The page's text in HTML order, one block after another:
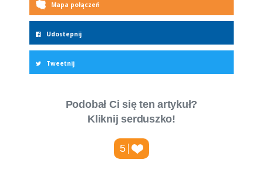
Mapa połączeń
Udostepnij
Tweetnij
Podobał Ci się ten artykuł?
Kliknij serduszko!
5